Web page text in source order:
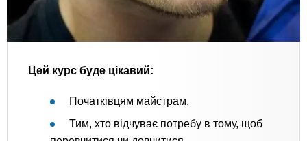
Цей курс буде цікавий:
Початківцям майстрам.
Тим, хто відчуває потребу в тому, щоб